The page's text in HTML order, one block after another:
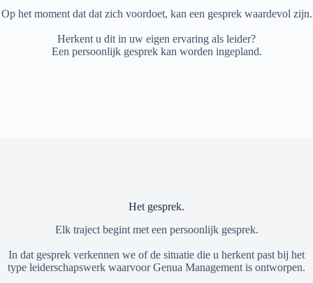
Op het moment dat dat zich voordoet, kan een gesprek waardevol zijn.
Herkent u dit in uw eigen ervaring als leider?
Een persoonlijk gesprek kan worden ingepland.
Het gesprek.
Elk traject begint met een persoonlijk gesprek.
In dat gesprek verkennen we of de situatie die u herkent past bij het
type leiderschapswerk waarvoor Genua Management is ontworpen.